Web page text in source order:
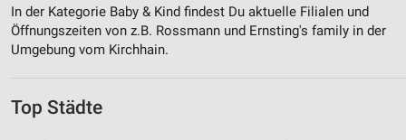
In der Kategorie Baby & Kind findest Du aktuelle Filialen und
Öffnungszeiten von z.B. Rossmann und Ernsting's family in der
Umgebung vom Kirchhain.
Top Städte